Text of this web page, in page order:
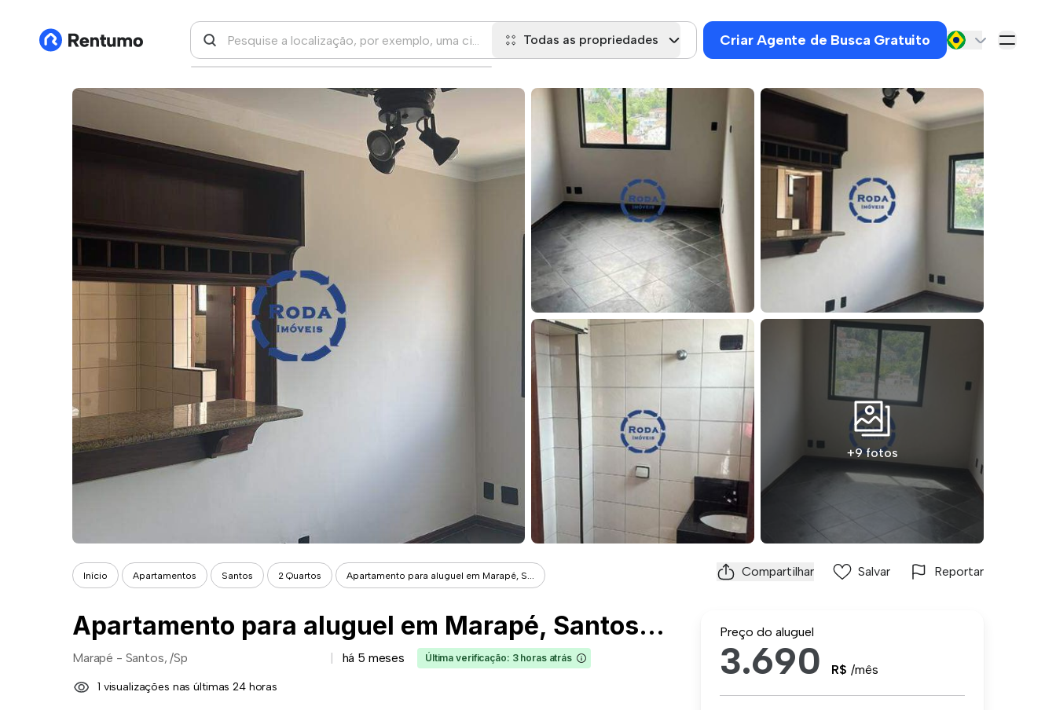
Todas as propriedades Criar Agente de Busca Gratuito
+9 fotos
Início Apartamentos Santos 2 Quartos Apartamento para aluguel em Marapé, S... Compartilhar Salvar Reportar
Apartamento para aluguel em Marapé, Santos – 86 m², 2 quartos, 2 banheiros, 1 vaga
Marapé - Santos, /Sp há 5 meses Última verificação: 3 horas atrás
1 visualizações nas últimas 24 horas
Preço do aluguel
3.690 R$ /mês